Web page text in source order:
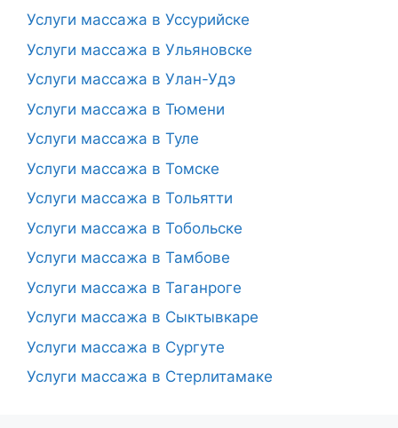
Услуги массажа в Уссурийске
Услуги массажа в Ульяновске
Услуги массажа в Улан-Удэ
Услуги массажа в Тюмени
Услуги массажа в Туле
Услуги массажа в Томске
Услуги массажа в Тольятти
Услуги массажа в Тобольске
Услуги массажа в Тамбове
Услуги массажа в Таганроге
Услуги массажа в Сыктывкаре
Услуги массажа в Сургуте
Услуги массажа в Стерлитамаке